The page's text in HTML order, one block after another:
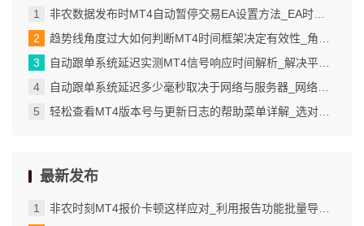
非农数据发布时MT4自动暂停交易EA设置方法_EA时间控制的核心逻辑
趋势线角度过大如何判断MT4时间框架决定有效性_角度过大的趋势线为何让人不放心
自动跟单系统延迟实测MT4信号响应时间解析_解决平仓价格变动问题的实用技巧
自动跟单系统延迟多少毫秒取决于网络与服务器_网络质量直接决定数据传输速度_1
轻松查看MT4版本号与更新日志的帮助菜单详解_选对经纪商才能解锁更多品种
最新发布
非农时刻MT4报价卡顿这样应对_利用报告功能批量导出交易详情